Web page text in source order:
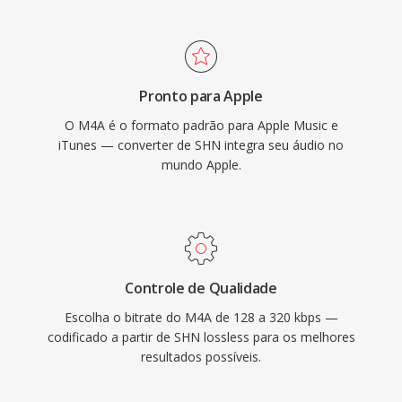
efficiency over older lossy codecs, rich
metadata through the MP4 atom structure
(artwork, chapters, lyrics), and dual-mode
flexibility serving both lossy and lossless
workflows.
Pronto para Apple
O M4A é o formato padrão para Apple Music e
iTunes — converter de SHN integra seu áudio no
mundo Apple.
Controle de Qualidade
Escolha o bitrate do M4A de 128 a 320 kbps —
codificado a partir de SHN lossless para os melhores
resultados possíveis.